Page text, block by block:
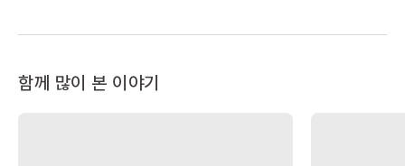
함께 많이 본 이야기